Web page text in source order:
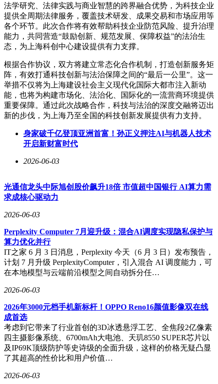
法学研究、法律实践与商业智慧的跨界融合优势，为科技企业
提供全周期法律服务，覆盖技术研发、成果交易和市场应用等
各个环节。此次合作将有效帮助科技企业防范风险、提升治理
能力，共同营造“鼓励创新、规范发展、保障权益”的法治生
态，为上海科创中心建设提供有力支撑。
根据合作协议，双方将建立常态化合作机制，打造创新服务矩
阵，有效打通科技创新与法治保障之间的“最后一公里”。这一
举措不仅将为上海建设社会主义现代化国际大都市注入新动
能，也将为构建市场化、法治化、国际化的一流营商环境提供
重要保障。通过此次战略合作，科技与法治的深度交融将迈出
新的步伐，为上海乃至全国的科技创新发展提供有力支持。
身家破千亿登顶亚洲首富！孙正义押注AI与机器人技术
开启新财富时代
2026-06-03
光通信龙头中际旭创股价飙升18倍 市值超中国银行 AI算力需
求成核心驱动力
2026-06-03
Perplexity Computer 7月迎升级：混合AI调度实现隐私保护与
算力优化并行
IT之家 6 月 3 日消息，Perplexity 今天（6 月 3 日）发布预告，
计划 7 月升级 PerplexityComputer，引入混合 AI 调度能力，可
在本地模型与云端前沿模型之间自动拆分任…
2026-06-03
2026年3000元档手机新标杆！OPPO Reno16颜值影像双在线
成首选
考虑到它带来了行业首创的3D冰透悬浮工艺、全焦段2亿像素
四主摄影像系统、6700mAh大电池、天玑8550 SUPER芯片以
及IP69K顶级防护等史诗级的全面升级，这样的价格无疑凸显
了其超高的性价比和用户价值…
2026-06-03